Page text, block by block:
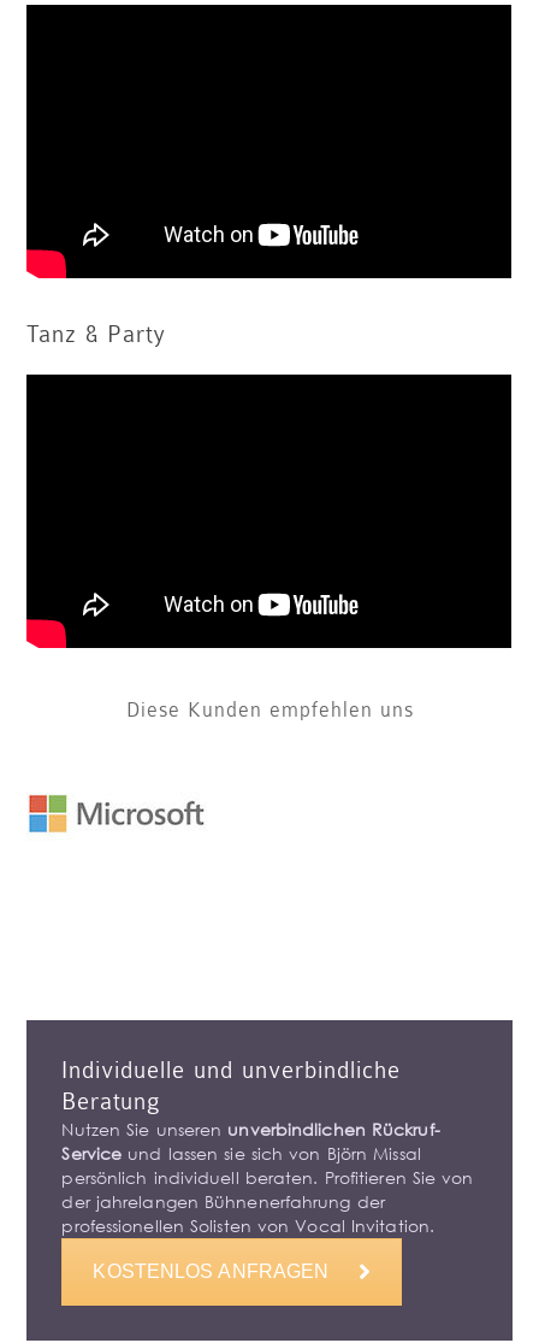
Tanz & Party
Diese Kunden empfehlen uns
Individuelle und unverbindliche
Beratung
Nutzen Sie unseren unverbindlichen Rückruf-
Service und lassen sie sich von Björn Missal
persönlich individuell beraten. Profitieren Sie von
der jahrelangen Bühnenerfahrung der
professionellen Solisten von Vocal Invitation.
KOSTENLOS ANFRAGEN